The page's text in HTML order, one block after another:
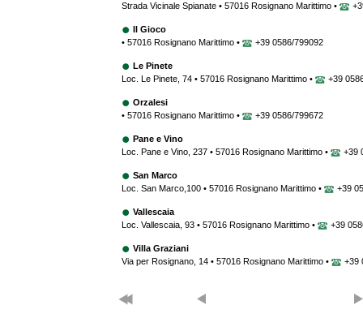
Strada Vicinale Spianate • 57016 Rosignano Marittimo •
Il Gioco
• 57016 Rosignano Marittimo •
+39 0586/799092
Le Pinete
Loc. Le Pinete, 74 • 57016 Rosignano Marittimo •
+39
Orzalesi
• 57016 Rosignano Marittimo •
+39 0586/799672
Pane e Vino
Loc. Pane e Vino, 237 • 57016 Rosignano Marittimo •
+39
San Marco
Loc. San Marco,100 • 57016 Rosignano Marittimo •
+39
Vallescaia
Loc. Vallescaia, 93 • 57016 Rosignano Marittimo •
+39
Villa Graziani
Via per Rosignano, 14 • 57016 Rosignano Marittimo •
+39